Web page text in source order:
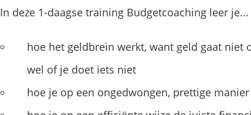
In deze 1-daagse training Budgetcoaching leer je...
hoe het geldbrein werkt, want geld gaat niet
wel of je doet iets niet
hoe je op een ongedwongen, prettige